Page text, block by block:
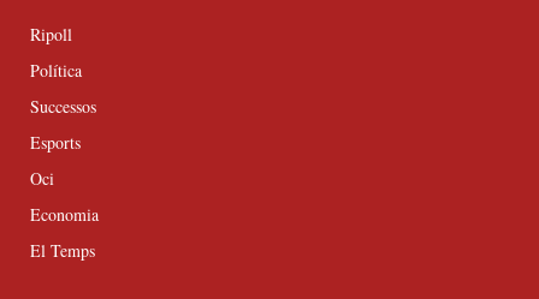
Ripoll
Política
Successos
Esports
Oci
Economia
El Temps